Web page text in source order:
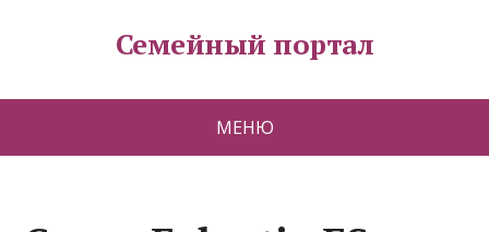
Семейный портал
МЕНЮ